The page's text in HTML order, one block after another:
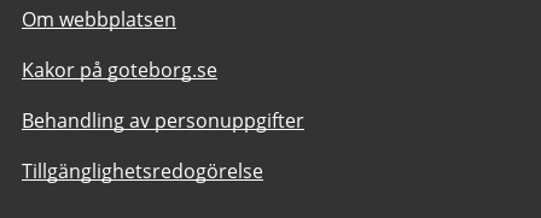
Om webbplatsen
Kakor på goteborg.se
Behandling av personuppgifter
Tillgänglighetsredogörelse